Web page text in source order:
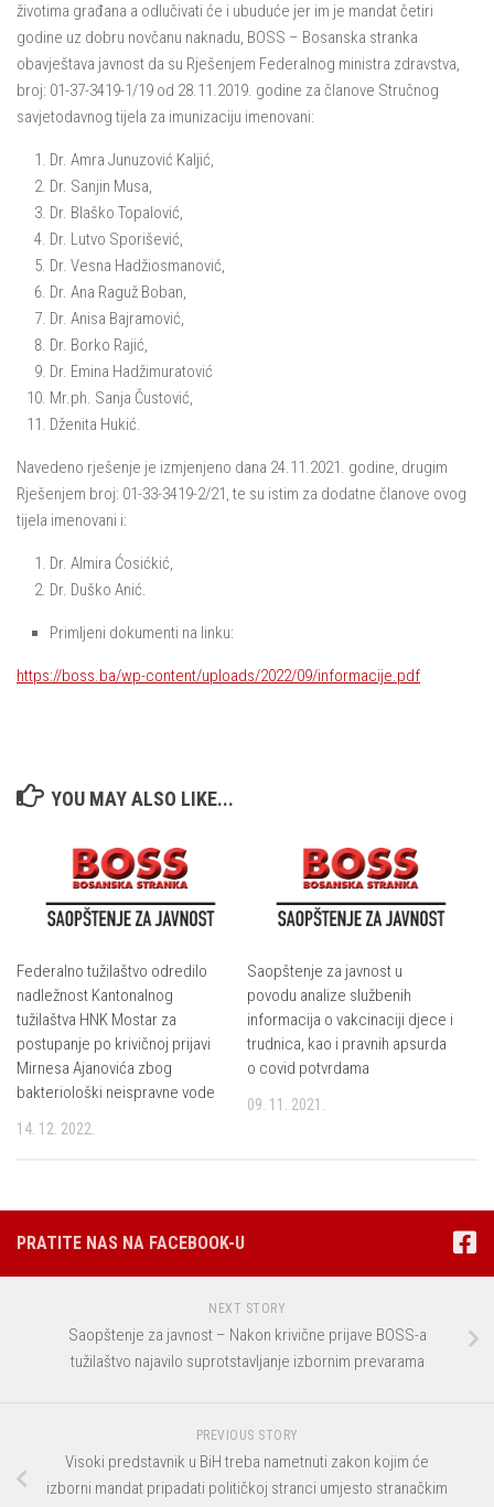
životima građana a odlučivati će i ubuduće jer im je mandat četiri
godine uz dobru novčanu naknadu, BOSS – Bosanska stranka
obavještava javnost da su Rješenjem Federalnog ministra zdravstva,
broj: 01-37-3419-1/19 od 28.11.2019. godine za članove Stručnog
savjetodavnog tijela za imunizaciju imenovani:
Dr. Amra Junuzović Kaljić,
Dr. Sanjin Musa,
Dr. Blaško Topalović,
Dr. Lutvo Sporišević,
Dr. Vesna Hadžiosmanović,
Dr. Ana Raguž Boban,
Dr. Anisa Bajramović,
Dr. Borko Rajić,
Dr. Emina Hadžimuratović
Mr.ph. Sanja Čustović,
Dženita Hukić.
Navedeno rješenje je izmjenjeno dana 24.11.2021. godine, drugim
Rješenjem broj: 01-33-3419-2/21, te su istim za dodatne članove ovog
tijela imenovani i:
Dr. Almira Ćosićkić,
Dr. Duško Anić.
Primljeni dokumenti na linku:
https://boss.ba/wp-content/uploads/2022/09/informacije.pdf
YOU MAY ALSO LIKE...
Federalno tužilaštvo odredilo
nadležnost Kantonalnog
tužilaštva HNK Mostar za
postupanje po krivičnoj prijavi
Mirnesa Ajanovića zbog
bakteriološki neispravne vode
14. 12. 2022.
Saopštenje za javnost u
povodu analize službenih
informacija o vakcinaciji djece i
trudnica, kao i pravnih apsurda
o covid potvrdama
09. 11. 2021.
PRATITE NAS NA FACEBOOK-U
NEXT STORY
Saopštenje za javnost – Nakon krivične prijave BOSS-a
tužilaštvo najavilo suprotstavljanje izbornim prevarama
PREVIOUS STORY
Visoki predstavnik u BiH treba nametnuti zakon kojim će
izborni mandat pripadati političkoj stranci umjesto stranačkim